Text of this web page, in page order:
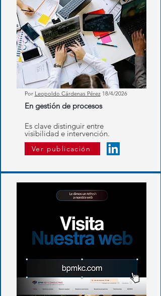
Por Leopoldo Cárdenas Pérez18/4/2026
En gestión de procesos
Es clave distinguir entre
visibilidad e intervención.
Ver publicación